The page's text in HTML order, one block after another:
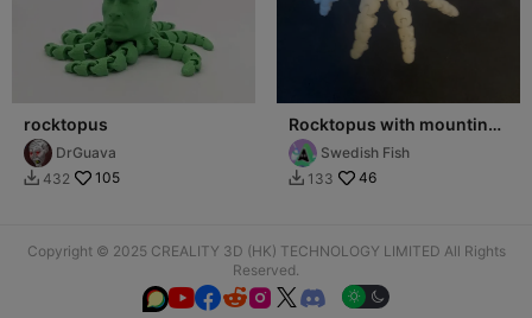
rocktopus
DrGuava
 432 105
Rocktopus with mounting-
holeSwedish Fish
 133 46
Copyright © 2025 CREALITY 3D (HK) TECHNOLOGY LIMITED All Rights
Reserved.
  